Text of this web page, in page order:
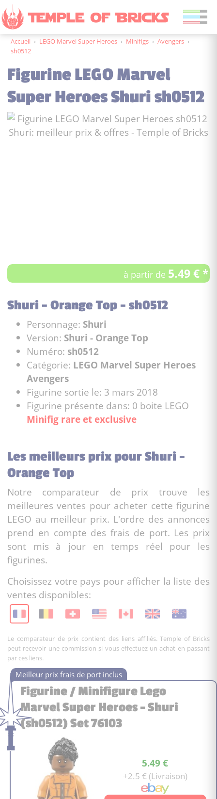
Accueil › LEGO Marvel Super Heroes › Minifigs › Avengers ›
sh0512
Figurine LEGO Marvel
Super Heroes Shuri sh0512
à partir de 5.49 € *
Shuri - Orange Top - sh0512
Personnage: Shuri
Version: Shuri - Orange Top
Numéro: sh0512
Catégorie: LEGO Marvel Super Heroes
Avengers
Figurine sortie le: 3 mars 2018
Figurine présente dans: 0 boite LEGO
Minifig rare et exclusive
Les meilleurs prix pour Shuri -
Orange Top
Notre comparateur de prix trouve les
meilleures ventes pour acheter cette figurine
LEGO au meilleur prix. L'ordre des annonces
prend en compte des frais de port. Les prix
sont mis à jour en temps réel pour les
figurines.
Choisissez votre pays pour afficher la liste des
ventes disponibles:
Le comparateur de prix contient des liens affiliés. Temple of Bricks
peut recevoir une commission si vous effectuez un achat en passant
par ces liens.
Figurine / Minifigure Lego
Marvel Super Heroes - Shuri
(sh0512) Set 76103
5.49 €
+2.5 € (Livraison)